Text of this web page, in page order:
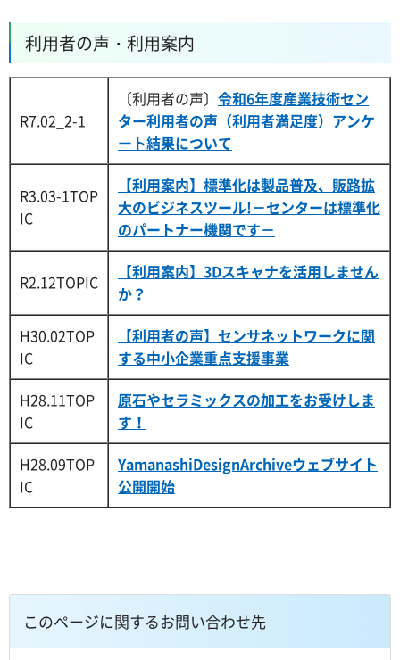
利用者の声・利用案内
R7.02_2-1
〔利用者の声〕 令和6年度産業技術セン
ター利用者の声（利用者満足度）アンケ
ート結果について
R3.03-1TOP
IC
【利用案内】標準化は製品普及、販路拡
大のビジネスツール!－センターは標準化
のパートナー機関です－
R2.12TOPIC
【利用案内】3Dスキャナを活用しません
か？
H30.02TOP
IC
【利用者の声】センサネットワークに関
する中小企業重点支援事業
H28.11TOP
IC
原石やセラミックスの加工をお受けしま
す！
H28.09TOP
IC
YamanashiDesignArchiveウェブサイト
公開開始
このページに関するお問い合わせ先